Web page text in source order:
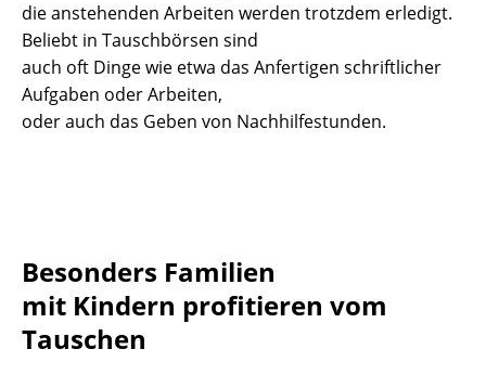
die anstehenden Arbeiten werden trotzdem erledigt.
Beliebt in Tauschbörsen sind
auch oft Dinge wie etwa das Anfertigen schriftlicher
Aufgaben oder Arbeiten,
oder auch das Geben von Nachhilfestunden.
Besonders Familien
mit Kindern profitieren vom
Tauschen